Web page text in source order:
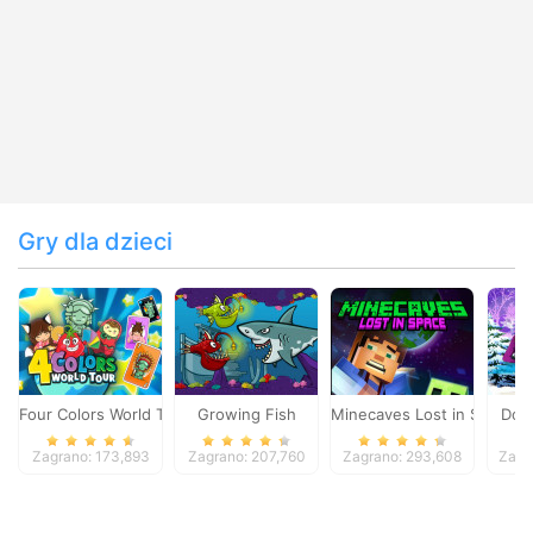
Gry dla dzieci
Four Colors World Tour
Zagrano: 173,893
Growing Fish
Zagrano: 207,760
Minecaves Lost in Space
Zagrano: 293,608